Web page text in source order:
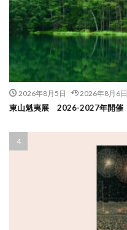
2026年8月5日 2026年8月6日
東山魁夷展 2026-2027年開催